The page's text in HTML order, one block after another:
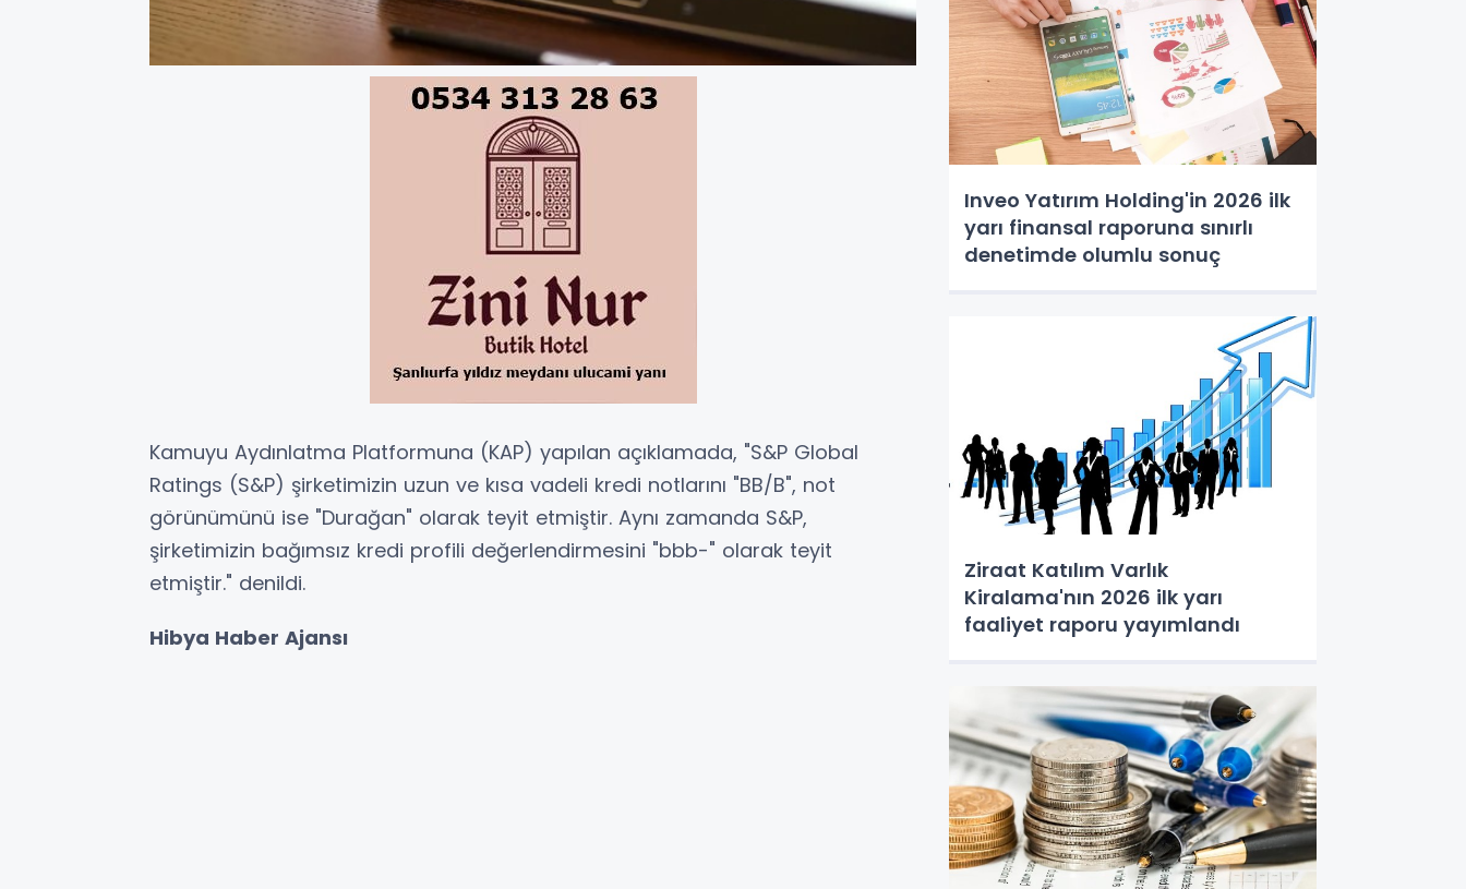
Kamuyu Aydınlatma Platformuna (KAP) yapılan açıklamada, "S&P Global
Ratings (S&P) şirketimizin uzun ve kısa vadeli kredi notlarını "BB/B", not
görünümünü ise "Durağan" olarak teyit etmiştir. Aynı zamanda S&P,
şirketimizin bağımsız kredi profili değerlendirmesini "bbb-" olarak teyit
etmiştir." denildi.
Hibya Haber Ajansı
Inveo Yatırım Holding'in 2026 ilk
yarı finansal raporuna sınırlı
denetimde olumlu sonuç
Ziraat Katılım Varlık
Kiralama'nın 2026 ilk yarı
faaliyet raporu yayımlandı